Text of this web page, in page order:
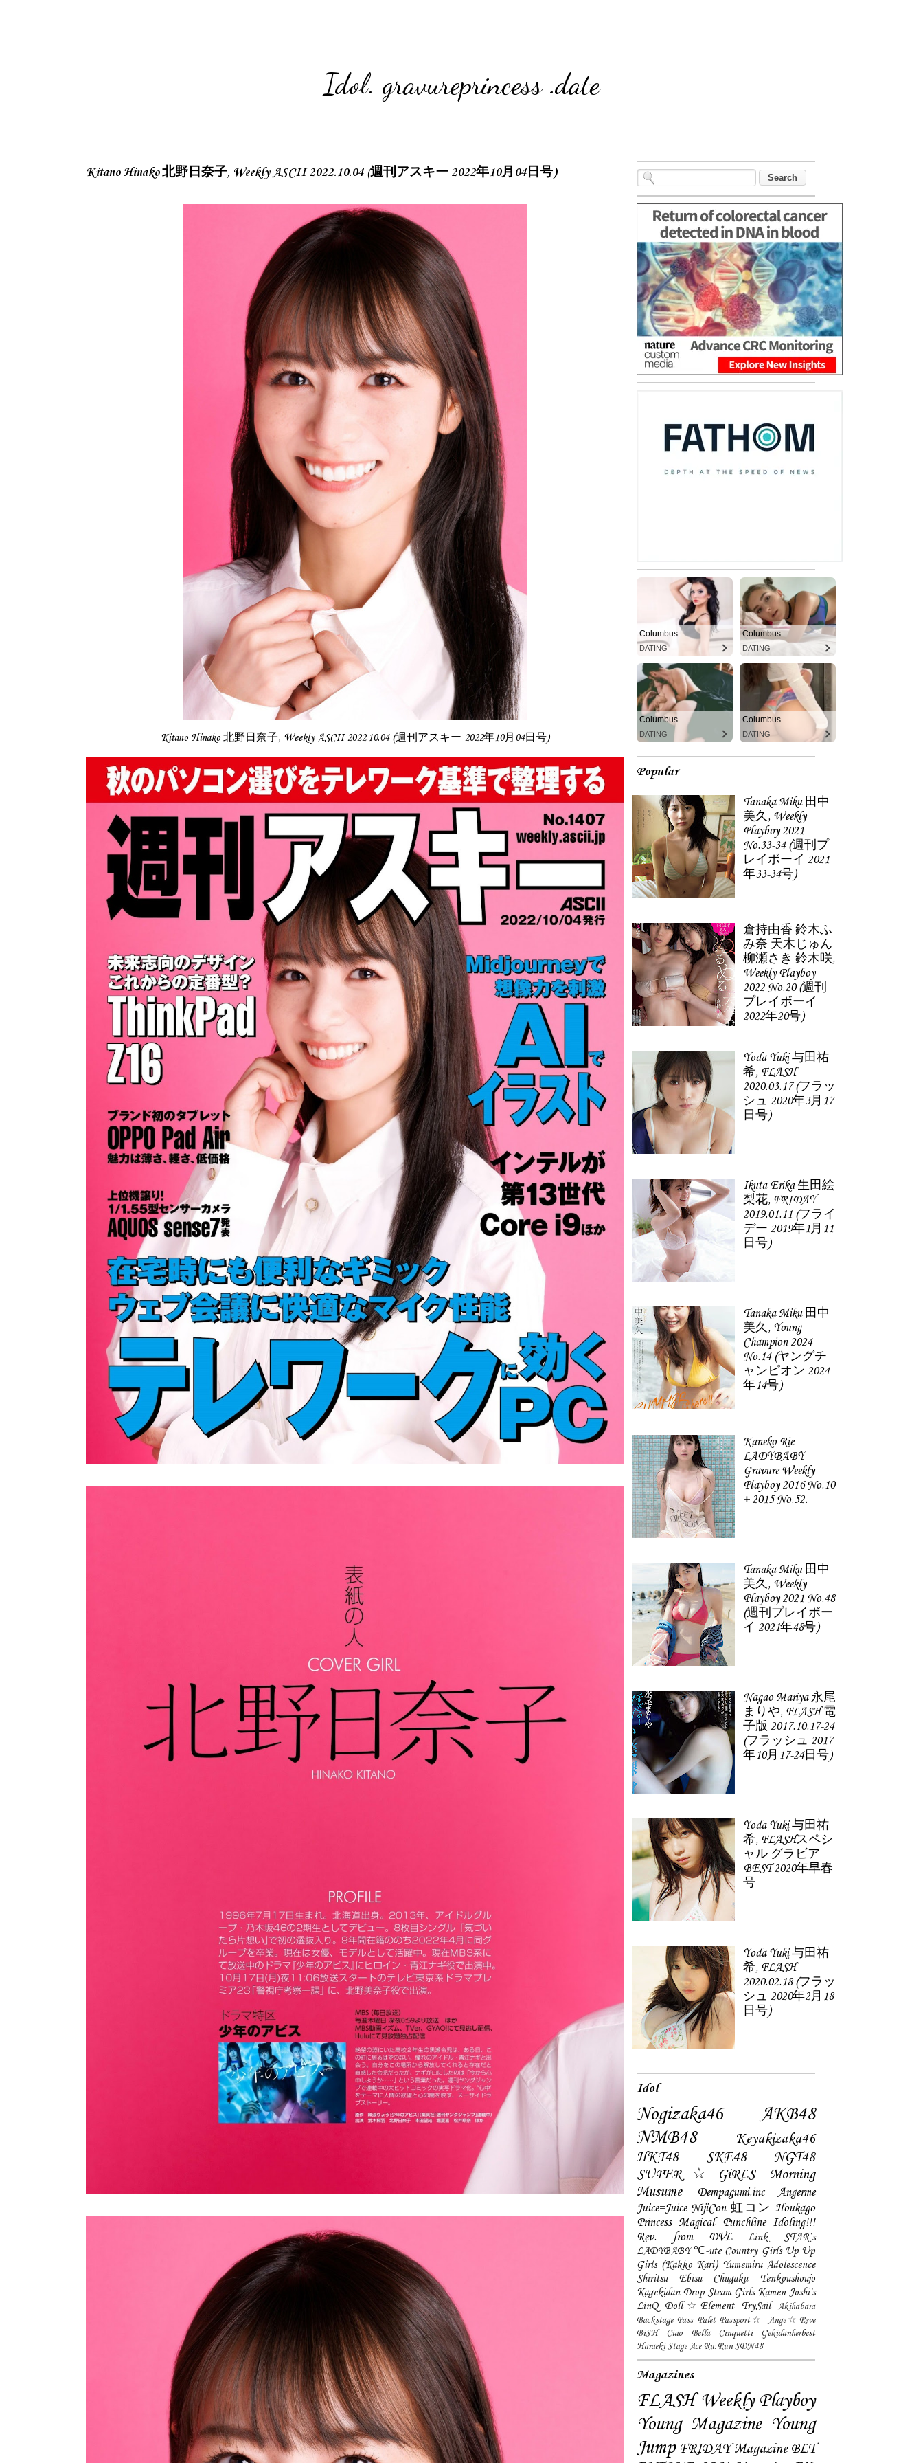
Idol. gravureprincess .date
Kitano Hinako 北野日奈子, Weekly ASCII 2022.10.04 (週刊アスキー 2022年10月04日号)
Kitano Hinako 北野日奈子, Weekly ASCII 2022.10.04 (週刊アスキー 2022年10月04日号)
Columbus
DATING
Columbus
DATING
Columbus
DATING
Columbus
DATING
Popular
Tanaka Miku 田中
美久, Weekly
Playboy 2021
No.33-34 (週刊プ
レイボーイ 2021
年33-34号)
倉持由香 鈴木ふ
み奈 天木じゅん
柳瀬さき 鈴木咲,
Weekly Playboy
2022 No.20 (週刊
プレイボーイ
2022年20号)
Yoda Yuki 与田祐
希, FLASH
2020.03.17 (フラッ
シュ 2020年3月17
日号)
Ikuta Erika 生田絵
梨花, FRIDAY
2019.01.11 (フライ
デー 2019年1月11
日号)
Tanaka Miku 田中
美久, Young
Champion 2024
No.14 (ヤングチ
ャンピオン 2024
年14号)
Kaneko Rie
LADYBABY
Gravure Weekly
Playboy 2016 No.10
+ 2015 No.52.
Tanaka Miku 田中
美久, Weekly
Playboy 2021 No.48
(週刊プレイボー
イ 2021年48号)
Nagao Mariya 永尾
まりや, FLASH 電
子版 2017.10.17-24
(フラッシュ 2017
年10月17-24日号)
Yoda Yuki 与田祐
希, FLASHスペシ
ャル グラビア
BEST 2020年早春
号
Yoda Yuki 与田祐
希, FLASH
2020.02.18 (フラッ
シュ 2020年2月18
日号)
Idol
Nogizaka46
AKB48
NMB48
Keyakizaka46
HKT48
SKE48
NGT48
SUPER☆GiRLS
Morning
Musume
Dempagumi.inc
Angerme
Juice=Juice NijiCon-虹コン Houkago
Princess Magical Punchline Idoling!!!
Rev. from DVL
Link STAR`s
LADYBABY ℃-ute Country Girls Up Up
Girls (Kakko Kari) Yumemiru Adolescence
Shiritsu Ebisu Chugaku
Tenkoushoujo
Kagekidan Drop Steam Girls Kamen Joshi's
LinQ Doll☆Element TrySail
Akihabara
Backstage Pass Palet Passport☆
Ange☆Reve
BiSH
Ciao Bella Cinquetti
Gekidanherbest
Haraeki Stage Ace Ru:Run SDN48
Magazines
FLASH Weekly Playboy
Young Magazine Young
Jump FRIDAY Magazine BLT